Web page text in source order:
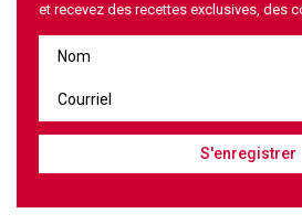
et recevez des recettes exclusives, des